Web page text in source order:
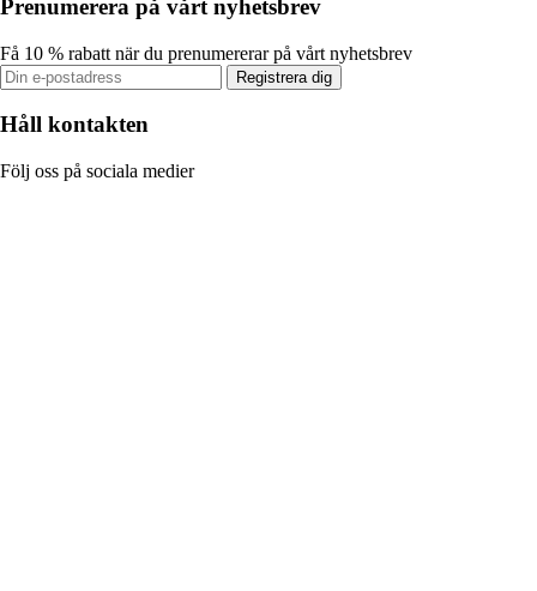
Prenumerera på vårt nyhetsbrev
Få 10 % rabatt när du prenumererar på vårt nyhetsbrev
Registrera dig
Håll kontakten
Följ oss på sociala medier